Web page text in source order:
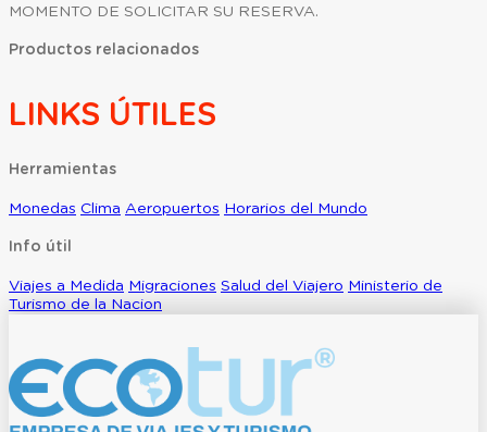
MOMENTO DE SOLICITAR SU RESERVA.
Productos relacionados
LINKS ÚTILES
Herramientas
Monedas Clima Aeropuertos Horarios del Mundo
Info útil
Viajes a Medida Migraciones Salud del Viajero Ministerio de
Turismo de la Nacion